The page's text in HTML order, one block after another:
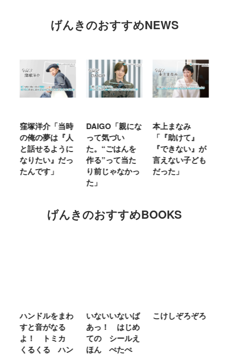
げんきのおすすめNEWS
窪塚洋介「当時
の俺の夢は『人
と話せるように
なりたい』だっ
たんです」
DAIGO「親にな
って気づい
た。“ごはんを
作る”って当た
り前じゃなかっ
た」
本上まなみ
「『助けて』
『できない』が
言えない子ども
だった」
げんきのおすすめBOOKS
ハンドルをまわ
すと音がなる
よ！ トミカ
くるくる ハン
いないいないば
あっ！ はじめ
ての シールえ
ほん ぺたぺ
こけしぞろぞろ